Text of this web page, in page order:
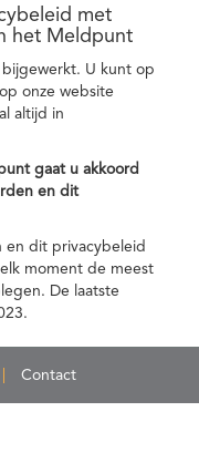
met
het Meldpunt
U kunt op
onze website
altijd in
gaat u akkoord
en dit
en dit privacybeleid
moment de meest
De laatste
Contact